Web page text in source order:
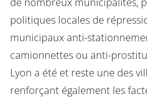
politiques locales de
municipaux anti-
camionnettes ou anti-
Lyon a été et reste une des
renforçant également les